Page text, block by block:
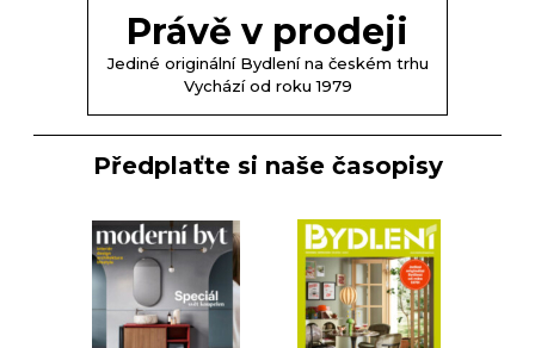
Právě v prodeji
Jediné originální Bydlení na českém trhu
Vychází od roku 1979
Předplaťte si naše časopisy